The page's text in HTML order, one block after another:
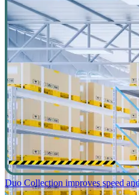
Duo Collection improves speed